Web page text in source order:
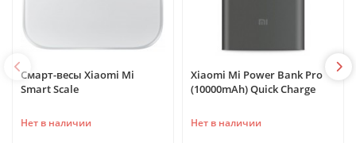
Смарт-весы Xiaomi Mi
Smart Scale
Нет в наличии
Xiaomi Mi Power Bank Pro
(10000mAh) Quick Charge
Нет в наличии